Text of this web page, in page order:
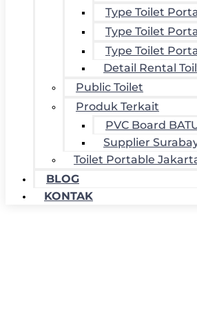
Type Toilet
Type Toilet
Type Toilet
Detail Rental
Public Toilet
Produk Terkait
PVC Board
Supplier
Toilet Portable
BLOG
KONTAK